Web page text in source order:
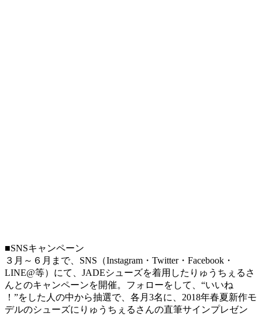
■SNSキャンペーン
３月～６月まで、SNS（Instagram・Twitter・Facebook・
LINE@等）にて、JADEシューズを着用したりゅうちぇるさ
んとのキャンペーンを開催。フォローをして、“いいね
！”をした人の中から抽選で、各月3名に、2018年春夏新作モ
デルのシューズにりゅうちぇるさんの直筆サインプレゼン